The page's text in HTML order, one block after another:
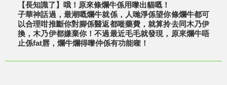
【長知識了】哦！原來條爛牛係用嚟出貓嘅！
子華神話過，最潮嘅爛牛就係，人哋淨係望你條爛牛都可
以合理咁推斷你對腳係醫返都嘥藥費，就算拎去同木乃伊
換，木乃伊都嫌棄你！不過最近毛毛就發現，原來爛牛唔
止係fat唇，爛牛爛得嚟仲係有功能㗎！